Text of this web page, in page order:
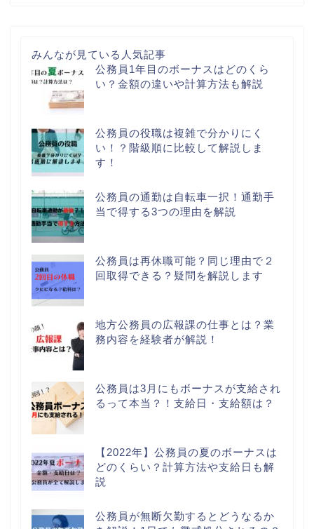
みんなが見ている人気記事
公務員1年目のボーナスはどのくら
い？金額の違いや計算方法も解説
公務員の役職は複雑で分かりにく
い！？階級順に比較して解説しま
す！
公務員の通勤は自転車一択！通勤手
当で得する3つの理由を解説
公務員は再休職可能？同じ理由で２
回取得できる？疑問を解説します
地方公務員の広報課の仕事とは？業
務内容を経験者が解説！
公務員は3月にもボーナスが支給され
るって本当？！支給日・支給額は？
【2022年】公務員の夏のボーナスは
どのくらい？計算方法や支給日も解
説
公務員が無断欠勤するとどうなるか